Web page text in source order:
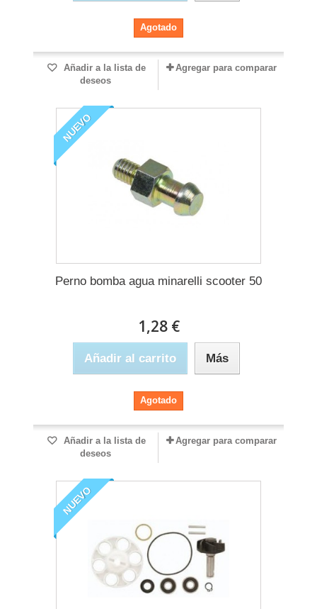
Agotado
Añadir a la lista de
deseos
Agregar para comparar
NUEVO
Perno bomba agua minarelli scooter 50
1,28 €
Añadir al carrito Más
Agotado
Añadir a la lista de
deseos
Agregar para comparar
NUEVO